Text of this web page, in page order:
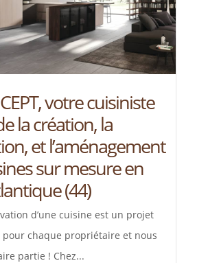
votre cuisiniste
la création, la
et l’aménagement
sur mesure en
(44)
d’une cuisine est un projet
pour chaque propriétaire et nous
partie ! Chez...